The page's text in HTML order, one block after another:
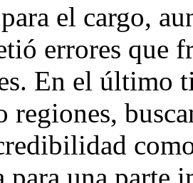
el cargo,
errores que
En el último
regiones,